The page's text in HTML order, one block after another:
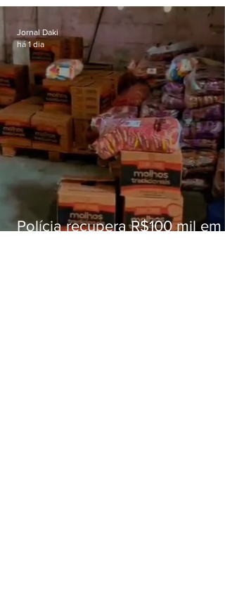
educação
Polícia recupera R$100 mil em
Jornal Daki
há 1 dia